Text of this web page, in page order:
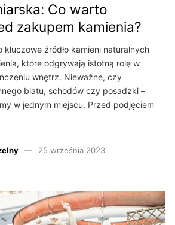
Co warto
zakupem kamienia?
kluczowe źródło kamieni naturalnych
które odgrywają istotną rolę w
wnętrz. Nieważne, czy
blatu, schodów czy posadzki –
w jednym miejscu. Przed podjęciem
25 września 2023